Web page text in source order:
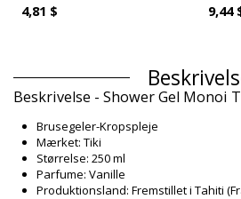
4,81 $ 9,44
Beskrivelse - Shower Gel Monoi
Brusegeler-Kropspleje
Mærket: Tiki
Størrelse: 250 ml
Parfume: Vanille
Produktionsland: Fremstillet i Tahiti